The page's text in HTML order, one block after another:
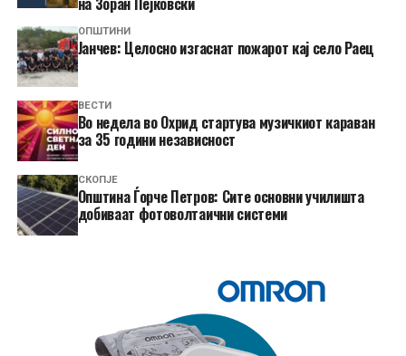
ОПШТИНИ
Јанчев: Целосно изгаснат пожарот кај село Раец
ВЕСТИ
Во недела во Охрид стартува музичкиот караван
за 35 години независност
СКОПЈЕ
Општина Ѓорче Петров: Сите основни училишта
добиваат фотоволтаични системи